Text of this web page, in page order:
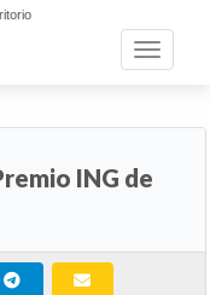
Toggle
ING de